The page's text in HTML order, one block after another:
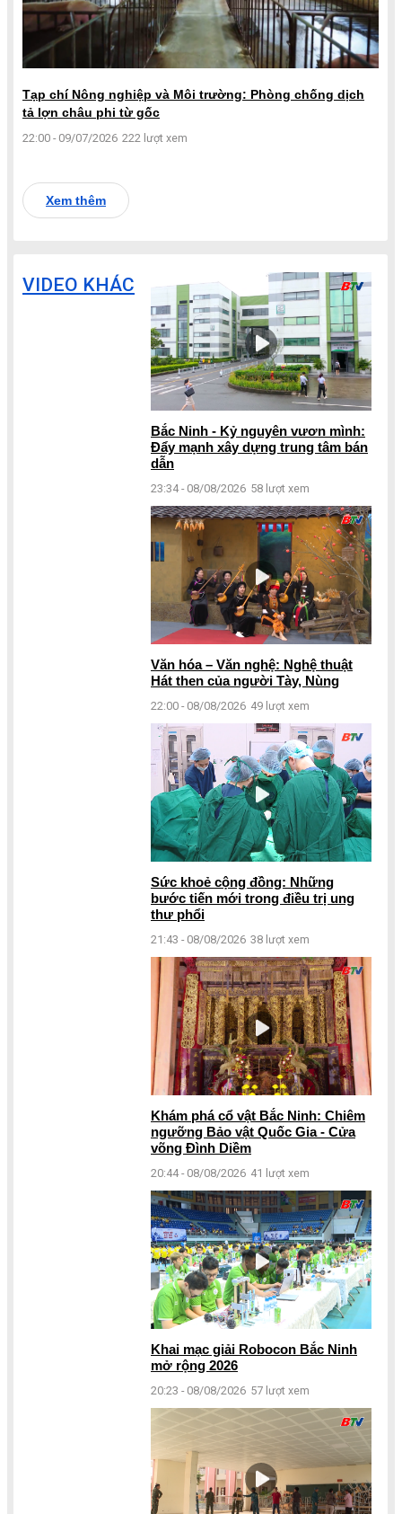
Tạp chí Nông nghiệp và Môi trường: Phòng chống dịch
tả lợn châu phi từ gốc
22:00 - 09/07/2026 222 lượt xem
Xem thêm
VIDEO KHÁC
Bắc Ninh - Kỷ nguyên vươn mình:
Đẩy mạnh xây dựng trung tâm bán
dẫn
23:34 - 08/08/2026 58 lượt xem
Văn hóa – Văn nghệ: Nghệ thuật
Hát then của người Tày, Nùng
22:00 - 08/08/2026 49 lượt xem
Sức khoẻ cộng đồng: Những
bước tiến mới trong điều trị ung
thư phổi
21:43 - 08/08/2026 38 lượt xem
Khám phá cổ vật Bắc Ninh: Chiêm
ngưỡng Bảo vật Quốc Gia - Cửa
võng Đình Diềm
20:44 - 08/08/2026 41 lượt xem
Khai mạc giải Robocon Bắc Ninh
mở rộng 2026
20:23 - 08/08/2026 57 lượt xem